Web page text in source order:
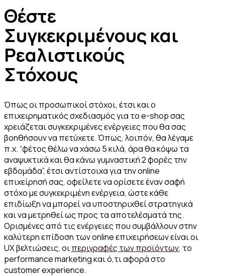
Θέστε
Συγκεκριμένους και
Ρεαλιστικούς
Στόχους
Όπως οι προσωπικοί στόχοι, έτσι και ο
επιχειρηματικός σχεδιασμός για το e-shop σας
χρειάζεται συγκεκριμένες ενέργειες που θα σας
βοηθήσουν να πετύχετε. Όπως, λοιπόν, θα λέγαμε
π.χ. “φέτος θέλω να χάσω 5 κιλά, άρα θα κόψω τα
αναψυκτικά και θα κάνω γυμναστική 2 φορές την
εβδομάδα”, έτσι αντίστοιχα για την online
επιχείρησή σας, οφείλετε να ορίσετε έναν σαφή
στόχο με συγκεκριμένη ενέργεια, ώστε κάθε
επιδίωξη να μπορεί να υποστηριχθεί στρατηγικά
και να μετρηθεί ως προς τα αποτελέσματά της.
Ορισμένες από τις ενέργειες που συμβάλλουν στην
καλύτερη επίδοση των online επιχειρήσεων είναι οι
UX βελτιώσεις, οιπεριγραφές των προϊόντων, το
performance marketing και ό,τι αφορά στο
customer experience.